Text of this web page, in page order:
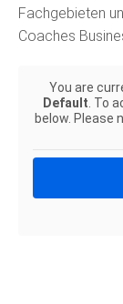
Fachgebieten
Coaches
You are
Default . To
below. Please